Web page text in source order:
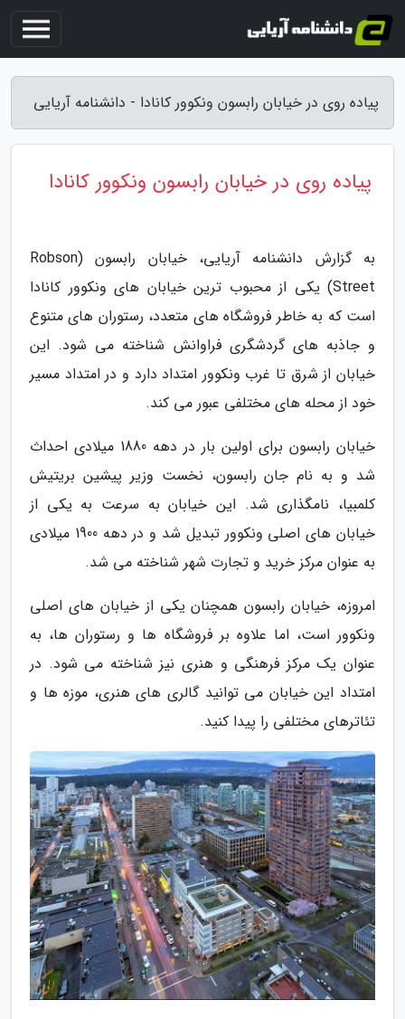
پیاده روی در خیابان رابسون ونکوور کانادا - دانشنامه آریایی
پیاده روی در خیابان رابسون ونکوور کانادا
به گزارش دانشنامه آریایی، خیابان رابسون (Robson
Street) یکی از محبوب ترین خیابان های ونکوور کانادا
است که به خاطر فروشگاه های متعدد، رستوران های متنوع
و جاذبه های گردشگری فراوانش شناخته می شود. این
خیابان از شرق تا غرب ونکوور امتداد دارد و در امتداد مسیر
خود از محله های مختلفی عبور می کند.
خیابان رابسون برای اولین بار در دهه 1880 میلادی احداث
شد و به نام جان رابسون، نخست وزیر پیشین بریتیش
کلمبیا، نامگذاری شد. این خیابان به سرعت به یکی از
خیابان های اصلی ونکوور تبدیل شد و در دهه 1900 میلادی
به عنوان مرکز خرید و تجارت شهر شناخته می شد.
امروزه، خیابان رابسون همچنان یکی از خیابان های اصلی
ونکوور است، اما علاوه بر فروشگاه ها و رستوران ها، به
عنوان یک مرکز فرهنگی و هنری نیز شناخته می شود. در
امتداد این خیابان می توانید گالری های هنری، موزه ها و
تئاترهای مختلفی را پیدا کنید.